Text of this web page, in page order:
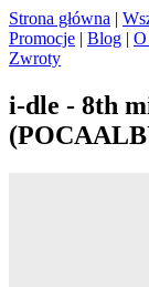
Strona główna |
Promocje | Blog | O
Zwroty
i-dle - 8th